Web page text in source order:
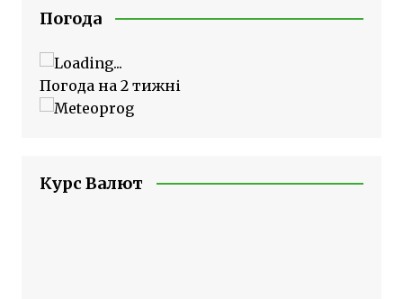
Погода
Погода на 2 тижні
Курс Валют